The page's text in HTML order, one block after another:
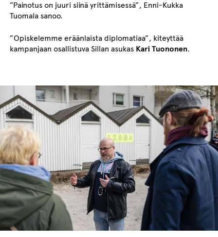
”Painotus on juuri siinä yrittämisessä”, Enni-Kukka
Tuomala sanoo.
”Opiskelemme eräänlaista diplomatiaa”, kiteyttää
kampanjaan osallistuva Sillan asukas Kari Tuononen.